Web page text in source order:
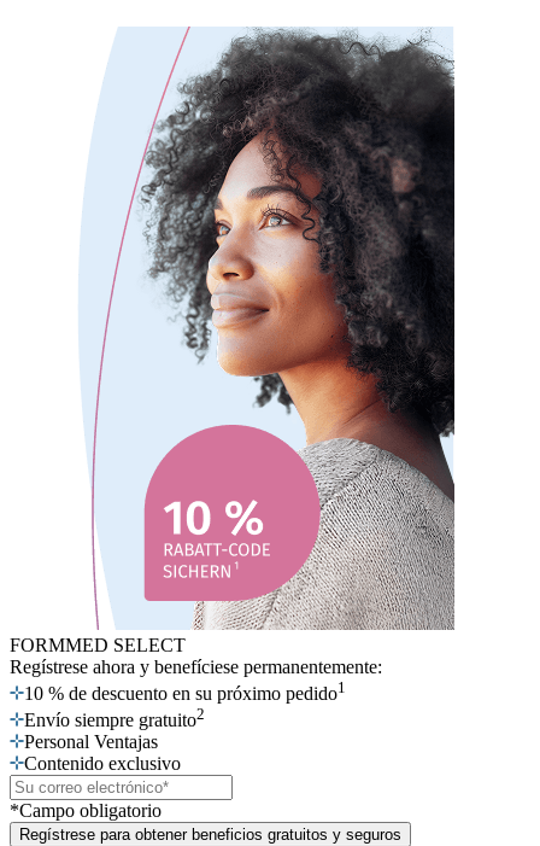
FORMMED SELECT
Regístrese ahora y benefíciese permanentemente:
10 % de descuento en su próximo pedido1
Envío siempre gratuito2
Personal Ventajas
Contenido exclusivo
*Campo obligatorio
Regístrese para obtener beneficios gratuitos y seguros